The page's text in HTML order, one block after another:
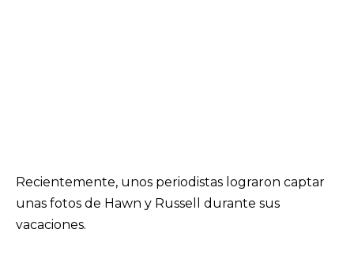
Recientemente, unos periodistas lograron captar
unas fotos de Hawn y Russell durante sus
vacaciones.